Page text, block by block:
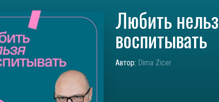
Любить
воспитывать
Автор: Dima Zicer